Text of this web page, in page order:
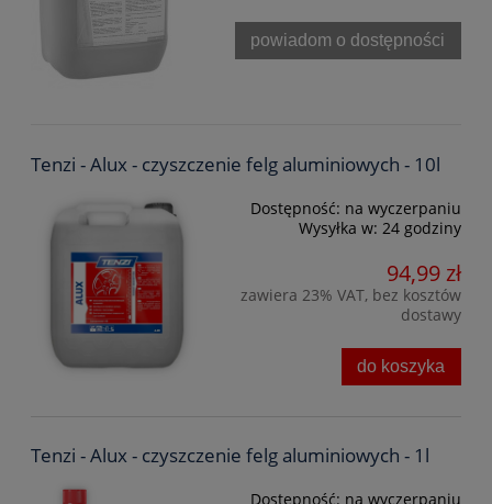
powiadom o dostępności
Tenzi - Alux - czyszczenie felg aluminiowych - 10l
Dostępność: na wyczerpaniu
Wysyłka w: 24 godziny
94,99 zł
zawiera 23% VAT, bez kosztów
dostawy
do koszyka
Tenzi - Alux - czyszczenie felg aluminiowych - 1l
Dostępność: na wyczerpaniu